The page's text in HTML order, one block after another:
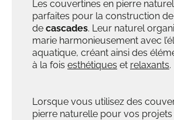
Les couvertines en pierre
parfaites pour la construction de
de cascades. Leur naturel
marie harmonieusement avec
aquatique, créant ainsi des
à la fois esthétiques et relaxants.
Lorsque vous utilisez des
pierre naturelle pour vos projets